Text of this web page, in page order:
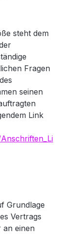
steht dem
Fragen
seinen
Link
Grundlage
Vertrags
an einen